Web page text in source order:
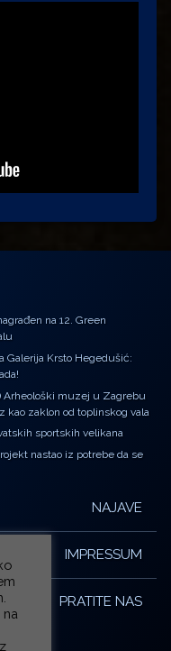
na 12. Green
Galerija Krsto Hegedušić:
Arheološki muzej u Zagrebu
kao zaklon od toplinskog vala
sportskih velikana
nastao iz potrebe da se
NAJAVE
IMPRESSUM
PRATITE NAS
na